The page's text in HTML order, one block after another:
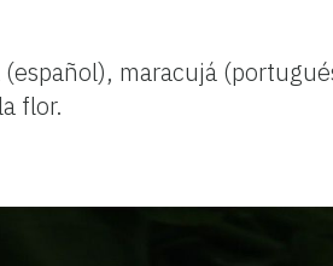
maracujá
flor.